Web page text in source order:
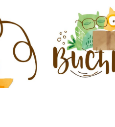
Die schönsten